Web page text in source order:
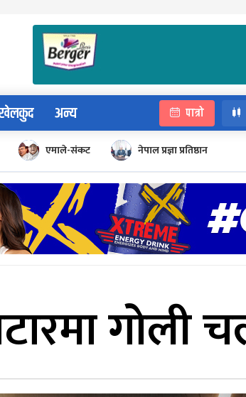
अन्य पात्रो
एमाले-संकट नेपाल प्रज्ञा प्रतिष्ठान
गोली